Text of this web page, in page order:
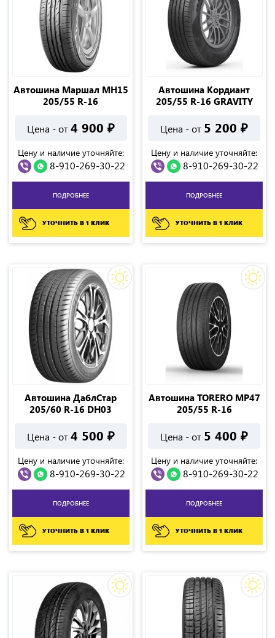
Автошина Маршал МН15
205/55 R-16
Цена - от4 900 ₽
Цену и наличие уточняйте:
8-910-269-30-22
ПОДРОБНЕЕ
УТОЧНИТЬ В 1 КЛИК
Автошина Кордиант
205/55 R-16 GRAVITY
Цена - от 5 200 ₽
Цену и наличие уточняйте:
8-910-269-30-22
ПОДРОБНЕЕ
УТОЧНИТЬ В 1 КЛИК
Автошина ДаблСтар
205/60 R-16 DH03
Цена - от4 500 ₽
Цену и наличие уточняйте:
8-910-269-30-22
ПОДРОБНЕЕ
УТОЧНИТЬ В 1 КЛИК
Автошина TORERO MP47
205/55 R-16
Цена - от 5 400 ₽
Цену и наличие уточняйте:
8-910-269-30-22
ПОДРОБНЕЕ
УТОЧНИТЬ В 1 КЛИК